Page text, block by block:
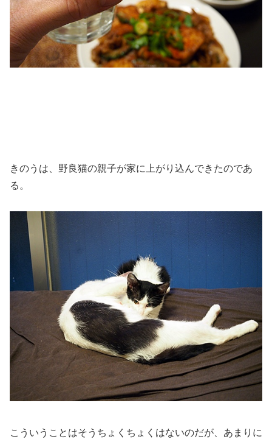
きのうは、野良猫の親子が家に上がり込んできたのであ
る。
こういうことはそうちょくちょくはないのだが、あまりに